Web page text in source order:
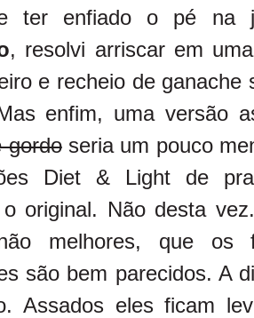
ter enfiado o pé na
, resolvi arriscar em
e recheio de
enfim, uma versão
gordoseria um pouco
Diet & Light de
o original. Não desta
melhores, que
são bem parecidos. A
Assados eles ficam